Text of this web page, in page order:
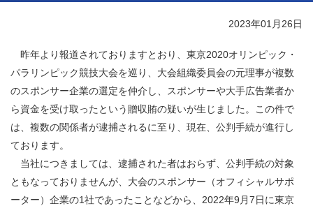
2023年01月26日
昨年より報道されておりますとおり、東京2020オリンピック・
パラリンピック競技大会を巡り、大会組織委員会の元理事が複数
のスポンサー企業の選定を仲介し、スポンサーや大手広告業者か
ら資金を受け取ったという贈収賄の疑いが生じました。この件で
は、複数の関係者が逮捕されるに至り、現在、公判手続が進行し
ております。
当社につきましては、逮捕された者はおらず、公判手続の対象
ともなっておりませんが、大会のスポンサー（オフィシャルサポ
ーター）企業の1社であったことなどから、 2022年9 月7日に東京